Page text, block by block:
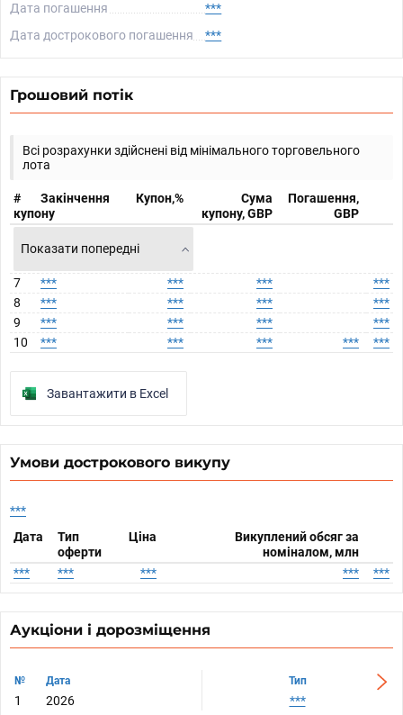
Дата погашення
***
Дата дострокового погашення
***
Грошовий потік
Всі розрахунки здійснені від мінімального торговельного
лота
#
Закінчення
купону
Купон,%
Сума
купону, GBP
Погашення,
GBP
Показати попередні
7 *** *** ***
***
8
*** *** ***
***
9
*** *** ***
***
10
*** *** *** *** ***
Завантажити в Excel
Умови дострокового викупу
***
Дата
Тип
оферти
Ціна
Викуплений обсяг за
номіналом, млн
***
*** *** *** ***
Аукціони і дорозміщення
№ Дата
1 2026
№ Дата Тип
2026 ***